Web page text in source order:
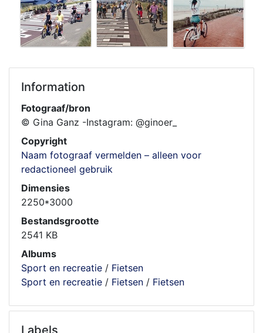
Information
Fotograaf/bron
© Gina Ganz -Instagram: @ginoer_
Copyright
Naam fotograaf vermelden – alleen voor
redactioneel gebruik
Dimensies
2250*3000
Bestandsgrootte
2541 KB
Albums
Sport en recreatie / Fietsen
Sport en recreatie / Fietsen / Fietsen
Labels